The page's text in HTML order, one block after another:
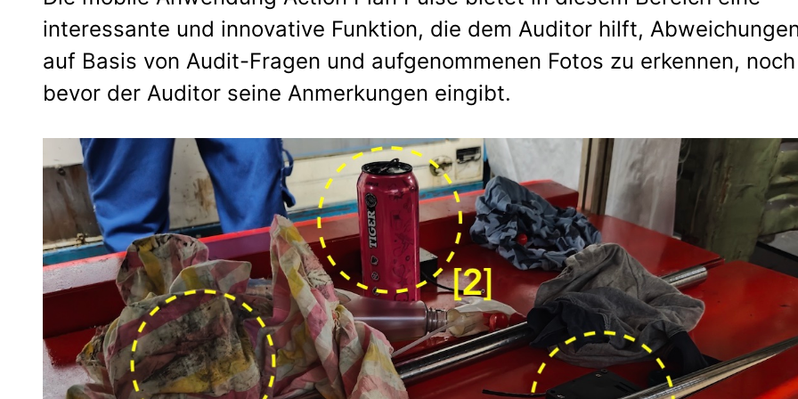
interessante und innovative Funktion, die dem Auditor hilft,
auf Basis von Audit-Fragen und aufgenommenen Fotos zu erkennen, noch
bevor der Auditor seine Anmerkungen eingibt.